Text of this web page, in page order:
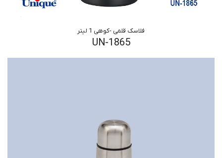
فلاسک قلمی -کوهی 1 لیتر
UN-1865